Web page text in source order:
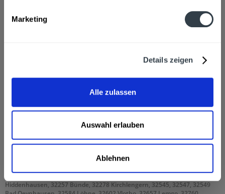
Marketing
Details zeigen
Alle zulassen
Auswahl erlauben
Ablehnen
Brennwert 44 kcal / 185 kJ Fett 0,1 g davon gesättigte
Kunden haben sich ebenfalls angesehen
Regionen, Städten, Orten und Postleitzahl-Gebieten
32049, 32051, 32052 Herford, 32105, 32107, 32108 Bad Salzuflen, 32120
Hiddenhausen, 32257 Bünde, 32278 Kirchlengern, 32545, 32547, 32549